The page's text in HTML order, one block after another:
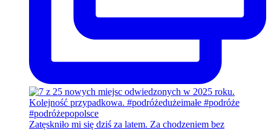
Zatęskniło mi się dziś za latem. Za chodzeniem bez